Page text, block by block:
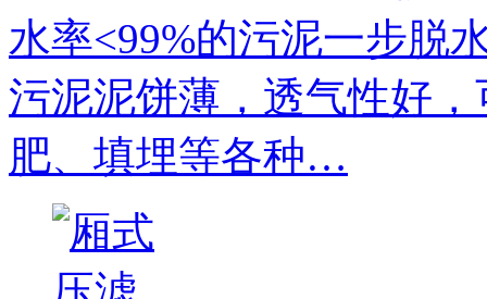
水率<99%的污泥一步脱
污泥泥饼薄，透气性好
肥、填埋等各种…